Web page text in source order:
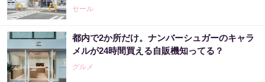
どお得企画も目白押し。
セール
都内で2か所だけ。ナンバーシュガーのキャラ
メルが24時間買える自販機知ってる？
グルメ